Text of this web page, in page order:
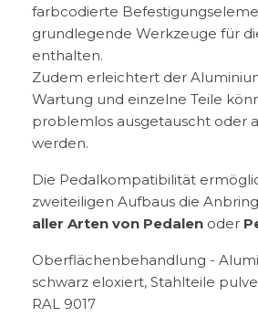
farbcodierte
grundlegende Werkzeuge für
enthalten.
Zudem erleichtert der
Wartung und einzelne Teile
problemlos ausgetauscht oder
werden.
Die Pedalkompatibilität
zweiteiligen Aufbaus die
aller Arten von Pedalen oder
Oberflächenbehandlung -
schwarz eloxiert, Stahlteile
RAL 9017